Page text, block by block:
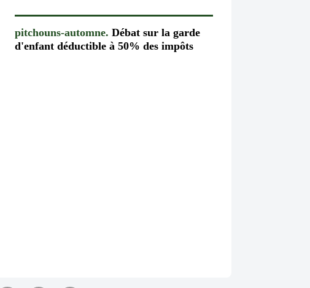
pitchouns-automne. Débat sur la garde
d'enfant déductible à 50% des impôts